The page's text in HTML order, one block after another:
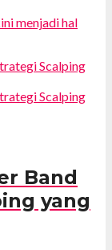
menjadi hal
Band
yang